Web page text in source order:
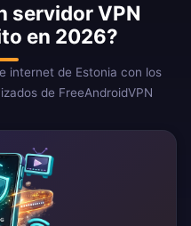
servidor VPN
en 2026?
internet de Estonia con los
de FreeAndroidVPN